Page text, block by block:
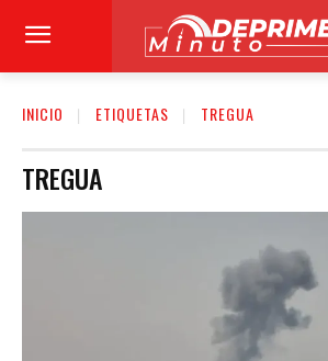
INICIO ETIQUETAS TREGUA
TREGUA